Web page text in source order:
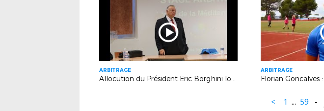
ARBITRAGE
Allocution du Président Eric Borghini lors du stage des Arbitres Elite Ligue (Boulouris)
ARBITRAGE
Florian Goncalves
< 1 ... 59 -